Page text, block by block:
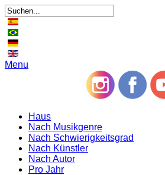
Menu
Haus
Nach Musikgenre
Nach Schwierigkeitsgrad
Nach Künstler
Nach Autor
Pro Jahr